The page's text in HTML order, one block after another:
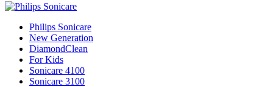
Philips Sonicare
New Generation
DiamondClean
For Kids
Sonicare 4100
Sonicare 3100